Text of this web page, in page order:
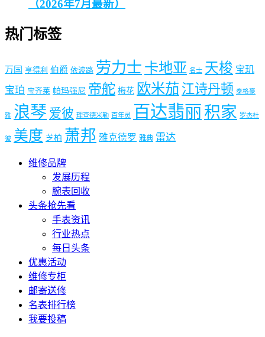
（2026年7月最新）
热门标签
万国 亨得利 伯爵 依波路 劳力士 卡地亚 名士 天梭 宝玑
宝珀 宝齐莱 帕玛强尼 帝舵 梅花 欧米茄 江诗丹顿 泰格豪
雅 浪琴 爱彼 理查德米勒 百年灵 百达翡丽积家 罗杰杜
彼 美度 芝柏 萧邦 雅克德罗 雅典 雷达
维修品牌
发展历程
腕表回收
头条抢先看
手表资讯
行业热点
每日头条
优惠活动
维修专柜
邮寄送修
名表排行榜
我要投稿